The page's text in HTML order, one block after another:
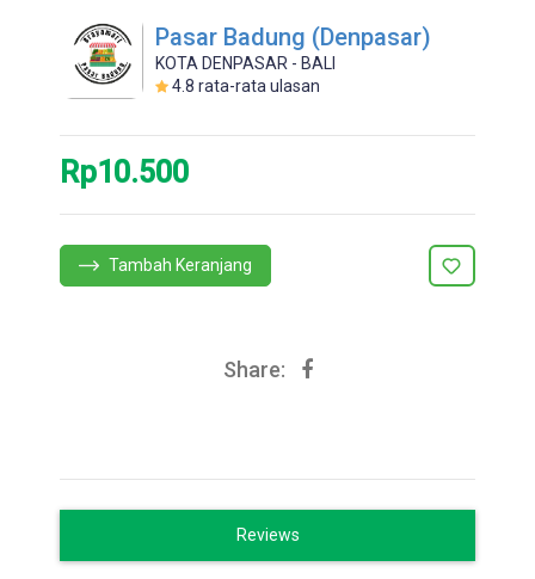
Pasar Badung (Denpasar)
KOTA DENPASAR - BALI
4.8 rata-rata ulasan
Rp10.500
Tambah Keranjang
Share:
Reviews